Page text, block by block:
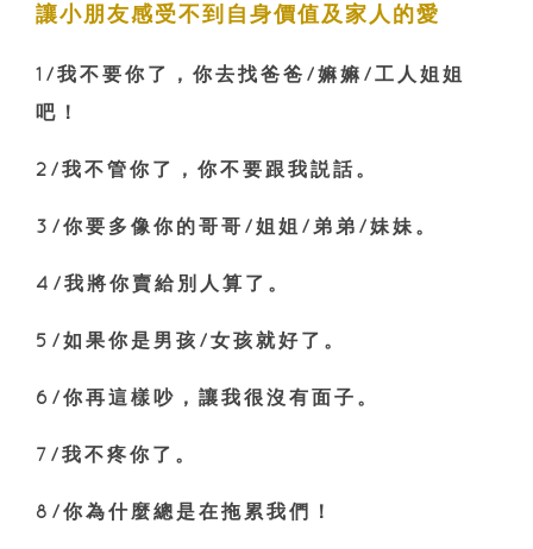
讓小朋友感受不到自身價值及家人的愛
1/我不要你了，你去找爸爸/嫲嫲/工人姐姐
吧！
2/我不管你了，你不要跟我説話。
3/你要多像你的哥哥/姐姐/弟弟/妹妹。
4/我將你賣給別人算了。
5/如果你是男孩/女孩就好了。
6/你再這樣吵，讓我很沒有面子。
7/我不疼你了。
8/你為什麼總是在拖累我們！